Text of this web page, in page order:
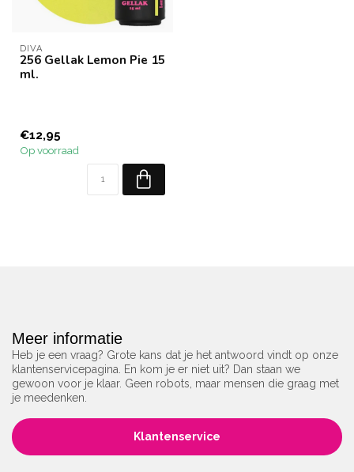
DIVA
256 Gellak Lemon Pie 15
ml.
€12,95
Op voorraad
Meer informatie
Heb je een vraag? Grote kans dat je het antwoord vindt op onze
klantenservicepagina. En kom je er niet uit? Dan staan we
gewoon voor je klaar. Geen robots, maar mensen die graag met
je meedenken.
Klantenservice